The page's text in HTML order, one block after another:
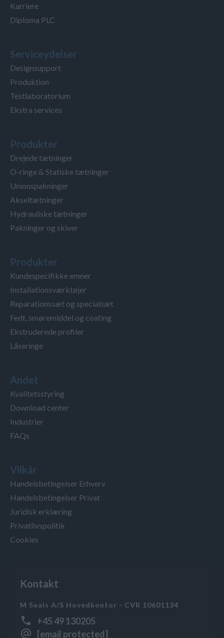
Karriere
Diploma PLC
Serviceydelser
Designsupport
Produktion
Testlaboratorium
Ekstra services
Produkter
Drejede tætninger
O-ringe & Statiske tætninger
Unionspakninger
Akseltætninger
Hydrauliske tætninger
Pakninger og skiver
Produkter
Kundespecifikke emner
Installationsværktøjer
Reparationssæt og specialsæt
Fedt, smøremiddel og coating
Ekstruderede profiler
Låseringe
Andet
Kvalitetsstyring
Download center
Industrier
FAQs
Vilkår
Handelsbetingelser Erhverv
Handelsbetingelser Privat
Juridisk erklæring
Privatlivspolitik
Cookies
Kontakt
M Seals A/S Hovedkontor - CVR 10601134
+45 49 130205
[email protected]